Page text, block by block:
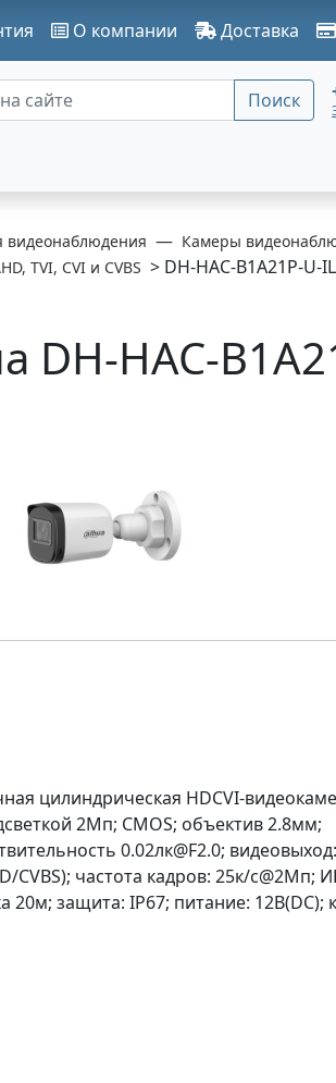
О компании Доставка
Поиск
видеонаблюдения
Камеры
TVI, CVI и CVBS > DH-HAC-B1A21P-U-
DH-HAC-
цилиндрическая HDCVI-
2Мп; CMOS; объектив 2.8мм;
0.02лк@F2.0;
частота кадров: 25к/c@2Мп;
20м; защита: IP67; питание: 12В(DC);